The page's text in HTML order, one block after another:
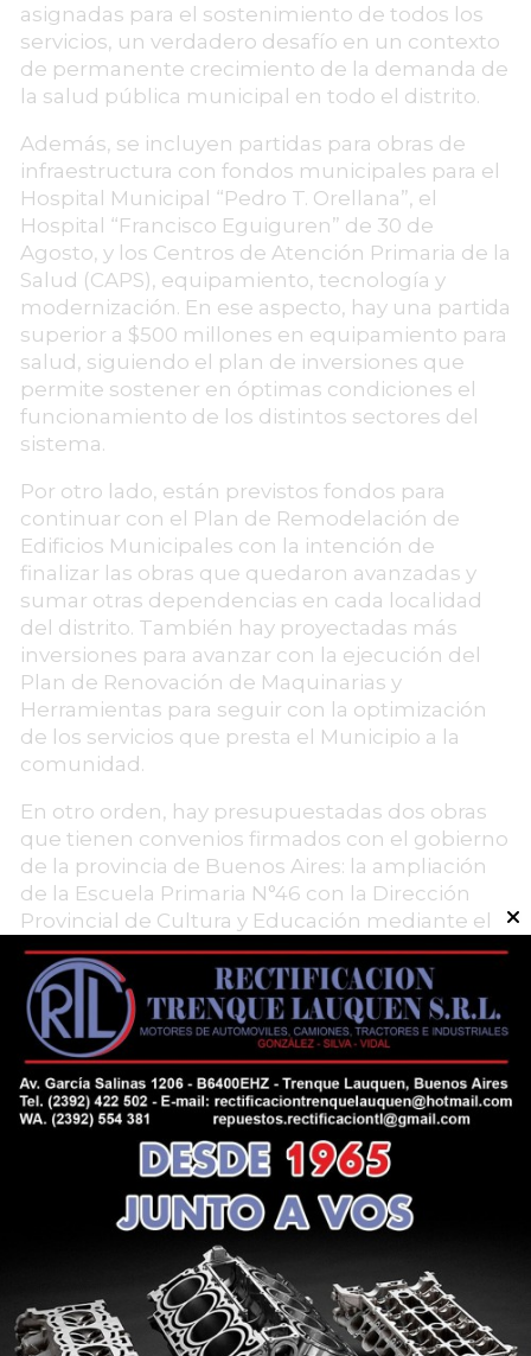
asignadas para el sostenimiento de todos los
servicios, un verdadero desafío en un contexto
de permanente crecimiento de la demanda de
la salud pública municipal en todo el distrito.
Además, se incluyen partidas para obras de
infraestructura con fondos municipales para el
Hospital Municipal “Pedro T. Orellana”, el
Hospital “Francisco Eguiguren” de 30 de
Agosto, y los Centros de Atención Primaria de la
Salud (CAPS), equipamiento, tecnología y
modernización. En ese aspecto, hay una partida
superior a $500 millones en equipamiento para
salud, siguiendo el plan de inversiones que
permite sostener en óptimas condiciones el
funcionamiento de los distintos sectores del
sistema.
Por otro lado, están previstos fondos para
continuar con el Plan de Remodelación de
Edificios Municipales con la intención de
finalizar las obras que quedaron avanzadas y
sumar otras dependencias en cada localidad
del distrito. También hay proyectadas más
inversiones para avanzar con la ejecución del
Plan de Renovación de Maquinarias y
Herramientas para seguir con la optimización
de los servicios que presta el Municipio a la
comunidad.
En otro orden, hay presupuestadas dos obras
que tienen convenios firmados con el gobierno
de la provincia de Buenos Aires: la ampliación
de la Escuela Primaria N°46 con la Dirección
Provincial de Cultura y Educación mediante el
cual la Provincia financia el 70% de la obra y el
Municipio el 30% restante. Y la obra de
remodelación del acceso García Salinas con un
convenio con el Ministerio de Infraestructura y
Servicios Públicos bonaerense, que se inició en
2025 y se finalizará en 2026.
En lo que respecta a obras a realizarse en
establecimientos educativos del distrito de
Trenque Lauquen con recursos provenientes
del Fondo Educativo se presupuesta un monto
total de $1.365.600.000.
Por otro lado, y gracias al ahorro financiero que
ha logrado el Municipio en estos dos años a
pesar de las dificultades del contexto